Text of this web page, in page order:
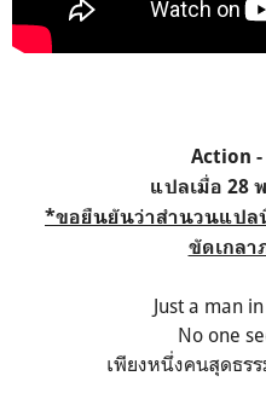
Action
แปลเมื่อ 28
*ขอยืนยันว่าสำนวนแปล
ขัดเกล
Just a man
No one
เพียงหนึ่งคนสุดธร